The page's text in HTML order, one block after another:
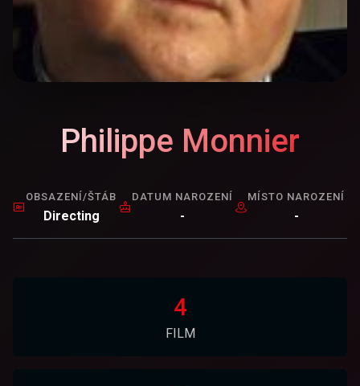
Philippe Monnier
OBSAZENÍ/ŠTÁB
Directing
DATUM NAROZENÍ
-
MÍSTO NAROZENÍ
-
4
FILM